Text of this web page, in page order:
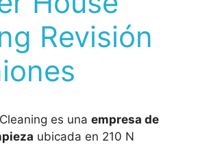
Revisión
es una empresa de
ubicada en 210 N